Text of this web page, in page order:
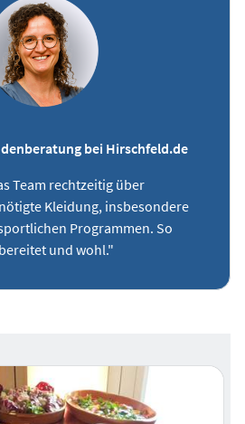
bei Hirschfeld.de
Team rechtzeitig über
Kleidung, insbesondere
Programmen. So
und wohl."